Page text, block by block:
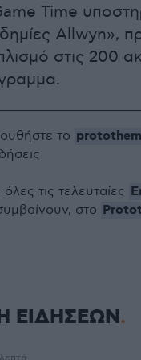
Time
Allwyn»,
στις 200
το
όλες τις τελευταίες
στο
ΕΙΔΗΣΕΩΝ